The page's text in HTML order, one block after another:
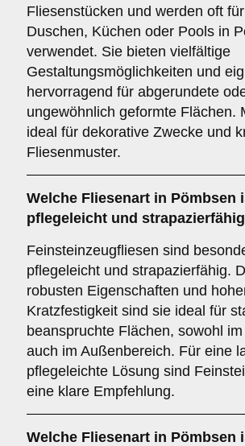
Fliesenstücken und werden oft
Duschen, Küchen oder Pools in
verwendet. Sie bieten vielfältige
Gestaltungsmöglichkeiten und
hervorragend für abgerundete
ungewöhnlich geformte Flächen.
ideal für dekorative Zwecke und
Fliesenmuster.
Welche Fliesenart in Pömbsen
pflegeleicht und
Feinsteinzeugfliesen sind
pflegeleicht und strapazierfähig.
robusten Eigenschaften und
Kratzfestigkeit sind sie ideal für
beanspruchte Flächen, sowohl
auch im Außenbereich. Für eine
pflegeleichte Lösung sind
eine klare Empfehlung.
Welche Fliesenart in Pömbsen